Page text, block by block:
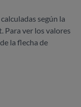
según la
Para ver los valores
la flecha de